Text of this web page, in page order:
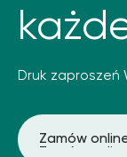
Druk zaproszeń
Zamów